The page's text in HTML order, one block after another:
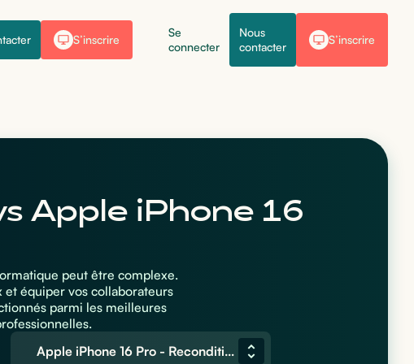
S’inscrire
Se
connecter
Nous
contacter
S’inscrire
Apple iPhone 16
peut être complexe.
équiper vos collaborateurs
parmi les meilleures
Apple iPhone 16 Pro - Reconditionné